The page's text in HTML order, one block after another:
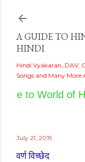
A GUIDE TO
HINDI
Hindi Vyakaran, DAV,
Songs and Many
to World of
July 21, 2019
वर्ण विच्छेद